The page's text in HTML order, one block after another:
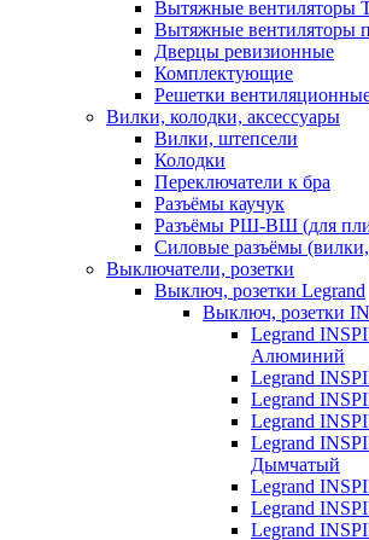
Вытяжные вентиляторы
Вытяжные вентиляторы
Дверцы ревизионные
Комплектующие
Решетки
Вилки, колодки, аксессуары
Вилки, штепсели
Колодки
Переключатели к бра
Разъёмы каучук
Разъёмы РШ-ВШ (для
Силовые разъёмы (вилки,
Выключатели, розетки
Выключ, розетки Legrand
Выключ, розетки
Legrand
Алюминий
Legrand
Legrand
Legrand
Legrand
Дымчатый
Legrand
Legrand
Legrand